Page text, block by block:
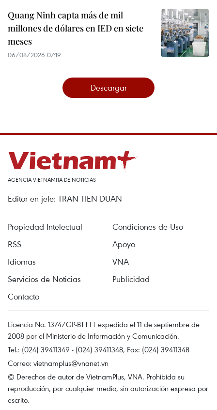
Quang Ninh capta más de mil
millones de dólares en IED en siete
meses
06/08/2026 07:19
Descargar
AGENCIA VIETNAMITA DE NOTICIAS
Editor en jefe: TRAN TIEN DUAN
Propiedad Intelectual
Condiciones de Uso
RSS
Apoyo
Idiomas
VNA
Servicios de Noticias
Publicidad
Contacto
Licencia No. 1374/GP-BTTTT expedida el 11 de septiembre de
2008 por el Ministerio de Información y Comunicación.
Tel.: (024) 39411349 - (024) 39411348, Fax: (024) 39411348
Correo: vietnamplus@vnanet.vn
© Derechos de autor de VietnamPlus, VNA. Prohibida su
reproducción, por cualquier medio, sin autorización expresa por
escrito.